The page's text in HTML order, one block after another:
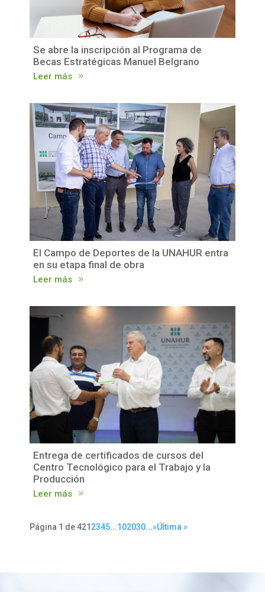
Se abre la inscripción al Programa de
Becas Estratégicas Manuel Belgrano
Leer más
El Campo de Deportes de la UNAHUR entra
en su etapa final de obra
Leer más
Entrega de certificados de cursos del
Centro Tecnológico para el Trabajo y la
Producción
Leer más
Página 1 de 421 2345...102030...»Última »